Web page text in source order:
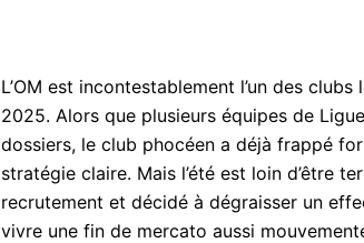
L’OM est incontestablement l’un des
2025. Alors que plusieurs équipes de
dossiers, le club phocéen a déjà frappé
stratégie claire. Mais l’été est loin d’être
recrutement et décidé à dégraisser un
vivre une fin de mercato aussi